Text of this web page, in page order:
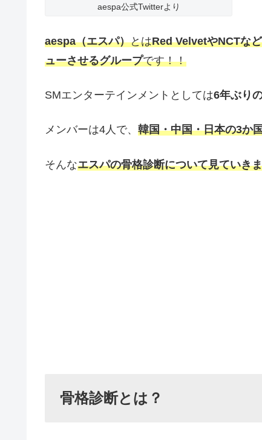
aespa公式Twitterより
aespa（エスパ）とはRed VelvetやNCTな
ューさせるグループです！！
SMエンターテインメントとしては6年ぶり
メンバーは4人で、 韓国・中国・日本の3か
そんなエスパの骨格診断について見ていき
骨格診断とは？